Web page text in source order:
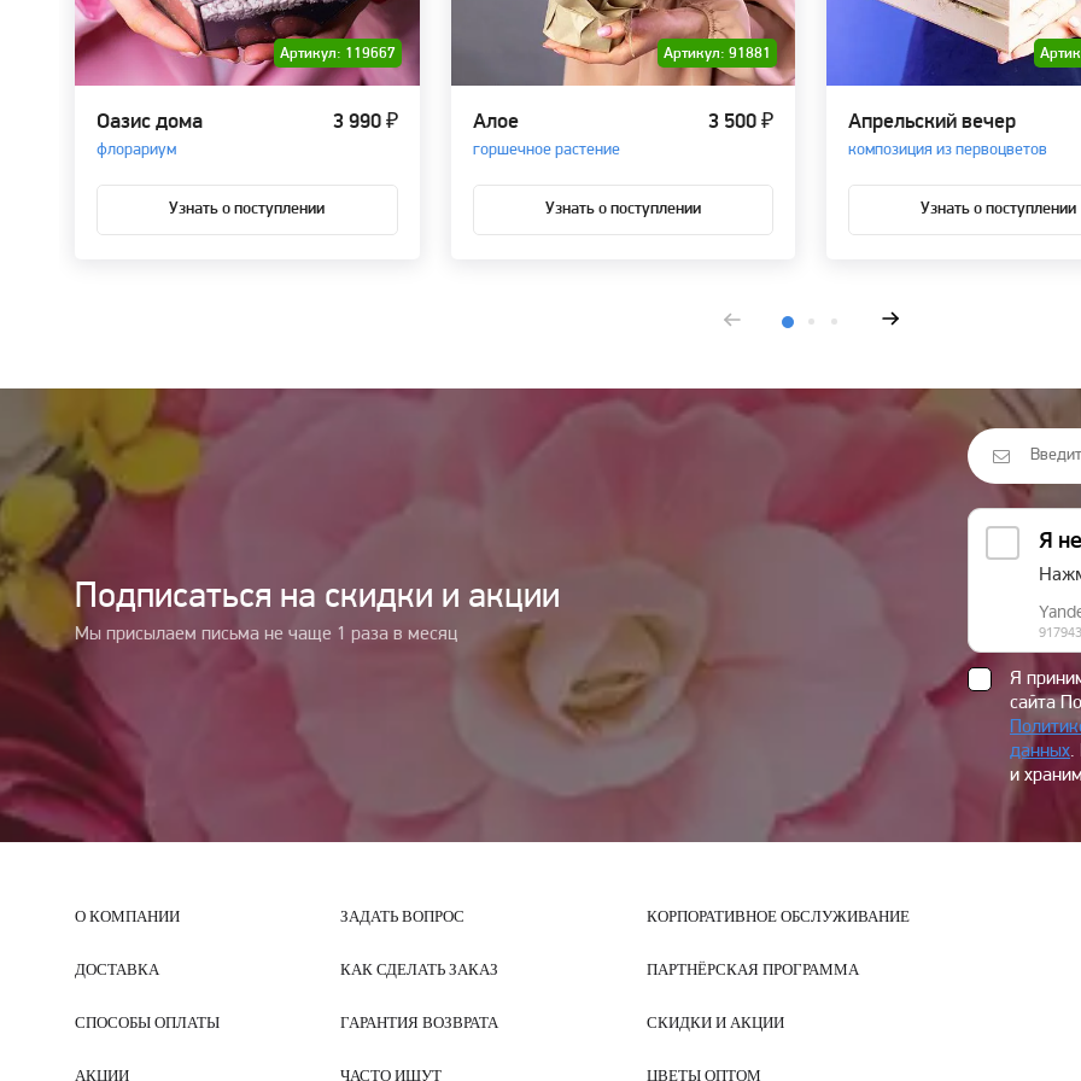
Артикул: 119667
Оазис дома
флорариум
3 990 ₽
Узнать о поступлении
Артикул: 91881
Алое
горшечное растение
3 500 ₽
Узнать о поступлении
Апрельский вечер
композиция из первоцветов
Узнать о поступлении
Подписаться на cкидки и акции
Мы присылаем письма не чаще 1 раза в месяц
Я
сайта
данных.
и
О КОМПАНИИ
ДОСТАВКА
СПОСОБЫ ОПЛАТЫ
АКЦИИ
ЗАДАТЬ ВОПРОС
КАК СДЕЛАТЬ ЗАКАЗ
ГАРАНТИЯ ВОЗВРАТА
ЧАСТО ИЩУТ
КОРПОРАТИВНОЕ ОБСЛУЖИВАНИЕ
ПАРТНЁРСКАЯ ПРОГРАММА
СКИДКИ И АКЦИИ
ЦВЕТЫ ОПТОМ